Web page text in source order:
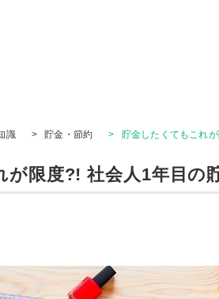
識 > 貯金・節約 > 貯金したくてもこれ
限度?! 社会人1年目の